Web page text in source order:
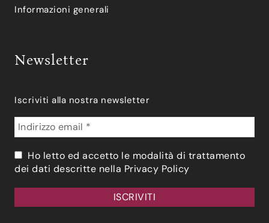
Informazioni generali
Newsletter
Iscriviti alla nostra newsletter
Ho letto ed accetto le modalità di trattamento
dei dati descritte nella Privacy Policy